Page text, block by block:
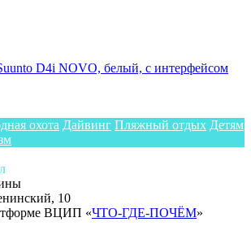
D4i NOVO, белый, с интерфейсом
охота Дайвинг Пляжный отдых Детям
10
ВЦИП «ЧТО-ГДЕ-ПОЧЁМ»